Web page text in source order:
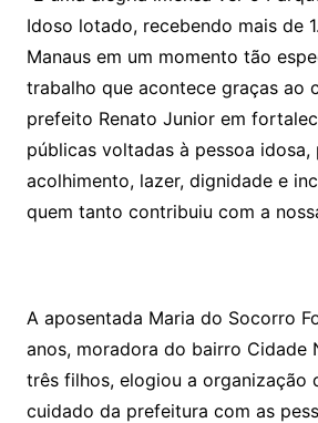
Idoso lotado, recebendo mais de
Manaus em um momento tão
trabalho que acontece graças ao
prefeito Renato Junior em
públicas voltadas à pessoa idosa,
acolhimento, lazer, dignidade e
quem tanto contribuiu com a
A aposentada Maria do Socorro
anos, moradora do bairro Cidade
três filhos, elogiou a organização
cuidado da prefeitura com as